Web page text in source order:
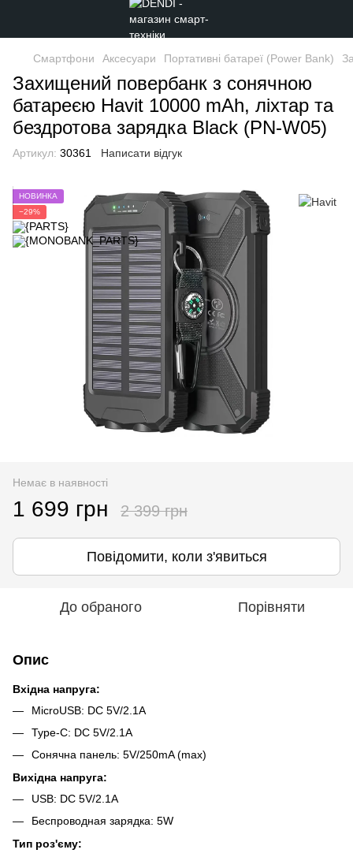
Смартфони Аксесуари Портативні батареї (Power Bank)
Захищений повербанк з сонячною
батареєю Havit 10000 mAh, ліхтар та
бездротова зарядка Black (PN-W05)
Артикул: 30361 Написати відгук
НОВИНКА
−29%
Немає в наявності
1 699 грн 2 399 грн
Повідомити, коли з'явиться
До обраного Порівняти
Опис
Вхідна напруга:
MicroUSB: DC 5V/2.1А
Type-C: DC 5V/2.1А
Сонячна панель: 5V/250mA (max)
Вихідна напруга:
USB: DC 5V/2.1А
Беспроводная зарядка: 5W
Тип роз'єму: